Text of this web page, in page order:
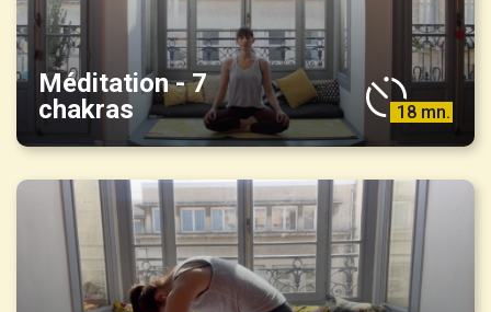
Méditation - 7
chakras
18 mn.